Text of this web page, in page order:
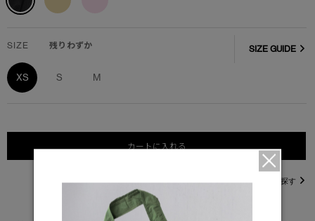
SIZE 残りわずか
XS S M
SIZE GUIDE
カートに入れる
直営店在庫を探す